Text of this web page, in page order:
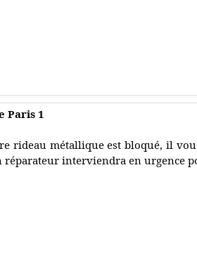
Paris 1
rideau métallique est bloqué, il
réparateur interviendra en urgence